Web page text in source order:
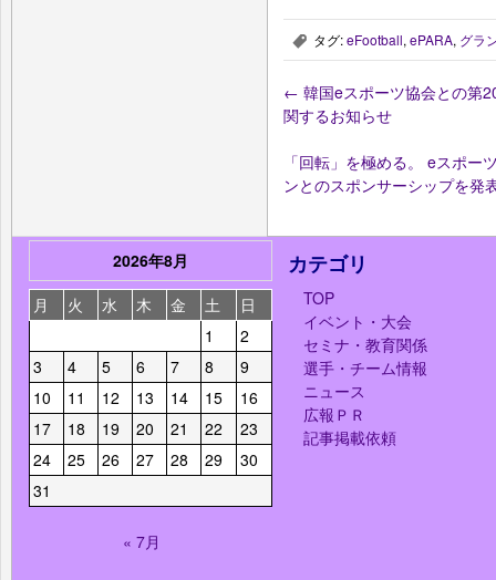
, タグ:eFootball, ePARA, グラ
← 韓国eスポーツ協会との第
関するお知らせ
「回転」を極める。 eスポー
ンとのスポンサーシップを発
2026年8月
月
火 水 木 金 土
日
1
2
3
4 5 6 7 8
9
10
11 12 13 14 15
16
17
18 19 20 21 22
23
24
25 26 27 28 29
30
31
« 7月
カテゴリ
TOP
イベント・大会
セミナ・教育関係
選手・チーム情報
ニュース
広報ＰＲ
記事掲載依頼